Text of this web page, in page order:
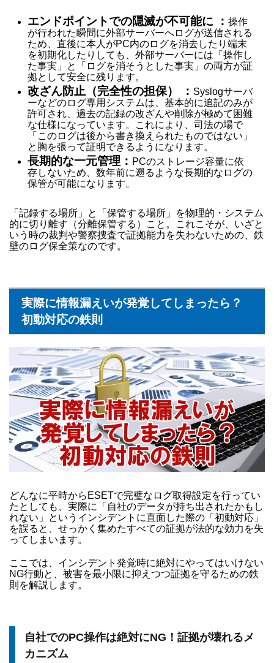
エンドポイントでの隠滅が不可能に ： 操作
が行われた瞬間に外部サーバーへログが送信される
ため、直後に本人がPC内のログを消去したり端末
を初期化したりしても、外部サーバーには「操作し
た事実」と「ログを消そうとした事実」の両方が証
拠として安全に残ります。
改ざん防止（完全性の担保） ： Syslogサーバ
ーなどのログ専用システムは、基本的に追記のみが
許可され、過去の記録の改ざんや削除が極めて困難
な仕様になっています。これにより、司法の場で
「このログは後から書き換えられたものではない」
と胸を張って証明できるようになります。
長期的な一元管理： PCのストレージ容量に依
存しないため、数年前に遡るような長期的なログの
保管が可能になります。
「記録する場所」と「保管する場所」を物理的・システム
的に切り離す（分離保管する）こと。これこそが、いざと
いう時の裁判や警察捜査で証拠能力を失わないための、鉄
壁のログ保全策なのです。
実際に情報漏えいが発覚してしまったら？
初動対応の鉄則
どんなに平時からESETで完璧なログ取得設定を行ってい
たとしても、実際に「自社のデータが持ち出されたかもし
れない」というインシデントに直面した際の「初動対応」
を誤ると、せっかく集めたすべての証拠が法的な効力を失
ってしまいます。
ここでは、インシデント発覚時に絶対にやってはいけない
NG行動と、被害を最小限に抑えつつ証拠を守るための鉄
則を解説します。
自社でのPC操作は絶対にNG！証拠が壊れるメ
カニズム